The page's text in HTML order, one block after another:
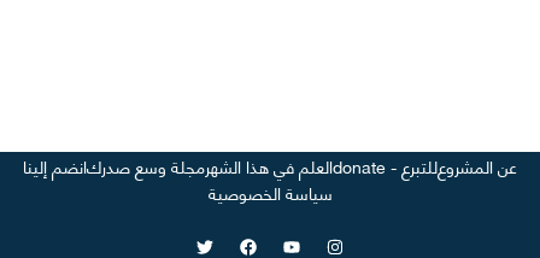
عن المشروعللتبرع - donate العلم في هذا الشهرمجلة وسع صدركانضم إلينا
سياسة الخصوصية